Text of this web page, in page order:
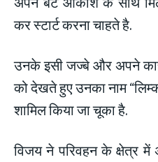
कर स्टार्ट करना चाहते है.
उनके इसी जज्बे और अपने
को देखते हुए उनका नाम
शामिल किया जा चूका है.
विजय ने परिवहन के क्षेत्र